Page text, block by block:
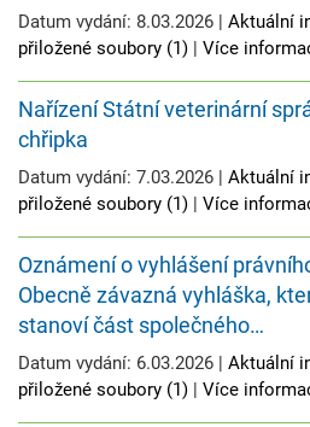
Datum vydání: 8.03.2026 | Aktuální
přiložené soubory (1) | Více
Nařízení Státní veterinární
chřipka
Datum vydání: 7.03.2026 | Aktuální
přiložené soubory (1) | Více
Oznámení o vyhlášení
Obecně závazná vyhláška,
stanoví část společného…
Datum vydání: 6.03.2026 | Aktuální
přiložené soubory (1) | Více